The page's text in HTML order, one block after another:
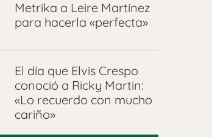
Metrika a Leire Martínez
para hacerla «perfecta»
El día que Elvis Crespo
conoció a Ricky Martin:
«Lo recuerdo con mucho
cariño»